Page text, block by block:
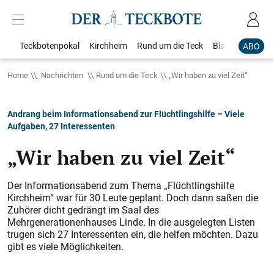
ABO
Teckbotenpokal Kirchheim Rund um die Teck Blaulicht
Home Nachrichten Rund um die Teck „Wir haben zu viel Zeit“
Andrang beim Informationsabend zur Flüchtlingshilfe – Viele
Aufgaben, 27 Interessenten
„Wir haben zu viel Zeit“
Der Informationsabend zum Thema „Flüchtlingshilfe
Kirchheim“ war für 30 Leute geplant. Doch dann saßen die
Zuhörer dicht gedrängt im Saal des
Mehrgenerationenhauses Linde. In die ausgelegten Listen
trugen sich 27 Interessenten ein, die helfen möchten. Dazu
gibt es viele Möglichkeiten.